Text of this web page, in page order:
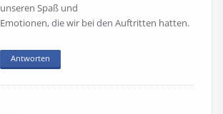
unseren Spaß und
Emotionen, die wir bei den Auftritten hatten.
Antworten